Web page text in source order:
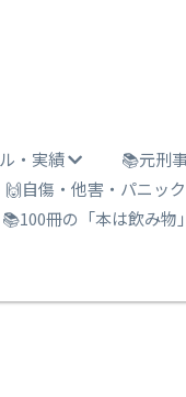
・実績
📚元刑
🙌自傷・他害・パニッ
📚100冊の「本は飲み物」